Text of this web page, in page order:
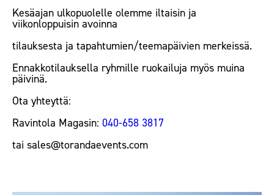
Kesäajan ulkopuolelle olemme iltaisin ja
viikonloppuisin avoinna
tilauksesta ja tapahtumien/teemapäivien merkeissä.
Ennakkotilauksella ryhmille ruokailuja myös muina
päivinä.
Ota yhteyttä:
Ravintola Magasin: 040-658 3817
tai sales@torandaevents.com